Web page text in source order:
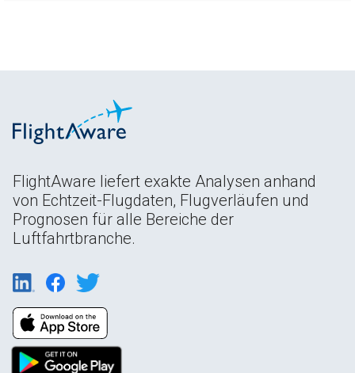
FlightAware liefert exakte Analysen anhand
von Echtzeit-Flugdaten, Flugverläufen und
Prognosen für alle Bereiche der
Luftfahrtbranche.